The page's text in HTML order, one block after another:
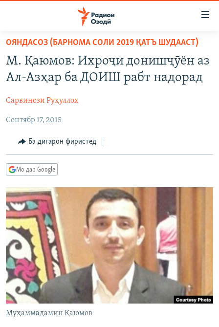
Ҷаҳиш
мояи
аслӣ
ба
аслӣ
Ҷаҳиш
ҷустор
ҶОМЕА
ҚАЗИЯИ "КРОКУС"
ОСИЁИ МАРКАЗӢ
МЕҲМОНИ ОЗОДӢ
ВАРЗИШ
ГАПИ ОЗОД
РӮЗГОРИ МУҲОҶИР
САЛОМ, ХОҲАР
ТАҲҚИҚОТ
ҶАНГ ДАР УКРАИНА
НАЗАРИ МАРДУМ
БЛОГИСТОН
ОЗОДӢ ОНЛАЙН
ЧАНДРАСОНАӢ
ВИДЕО
НИГОРИСТОН
ГУЗОРИШҲОИ РАДИОӢ
РӮЙХАТҲО
КИТОБҲОИ ОЗОДӢ
Русский
ПАЙГИРӢ КУНЕД
ОЯНДАСОЗ (БАРНОМА СОЛИ 2019 ҚАТЪ ШУДААСТ)
М. Қаюмов: Ихроҷи донишҷӯён аз
Ал-Азҳар ба ДОИШ рабт надорад
Сарвинози Руҳуллоҳ
Сентябр 17, 2015
Ба дигарон фиристед
Мо дар Google
Муҳаммадамин Қаюмов